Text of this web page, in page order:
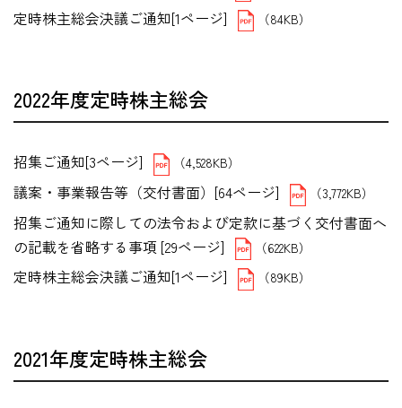
定時株主総会決議ご通知[1ページ] （84KB）
2022年度定時株主総会
招集ご通知[3ページ] （4,528KB）
議案・事業報告等（交付書面）[64ページ] （3,772KB）
招集ご通知に際しての法令および定款に基づく交付書面へ
の記載を省略する事項 [29ページ]
（622KB）
定時株主総会決議ご通知[1ページ] （89KB）
2021年度定時株主総会